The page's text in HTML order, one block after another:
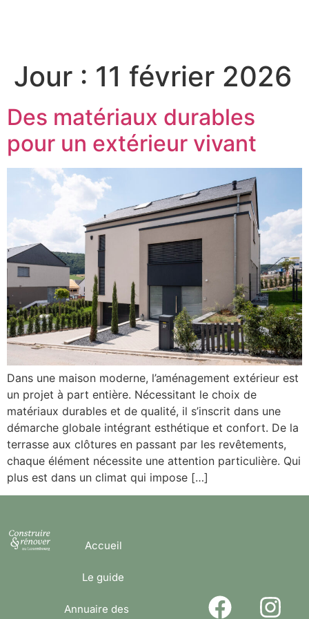
Jour : 11 février 2026
Des matériaux durables
pour un extérieur vivant
Dans une maison moderne, l’aménagement extérieur est
un projet à part entière. Nécessitant le choix de
matériaux durables et de qualité, il s’inscrit dans une
démarche globale intégrant esthétique et confort. De la
terrasse aux clôtures en passant par les revêtements,
chaque élément nécessite une attention particulière. Qui
plus est dans un climat qui impose […]
Accueil
Le guide
Annuaire des